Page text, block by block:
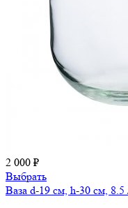
2 000 ₽
Выбрать
Ваза d-19 см, h-30 см, 8.5